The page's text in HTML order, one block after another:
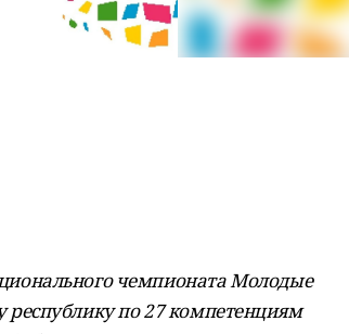
чемпионата Молодые
республику по 27 компетенциям